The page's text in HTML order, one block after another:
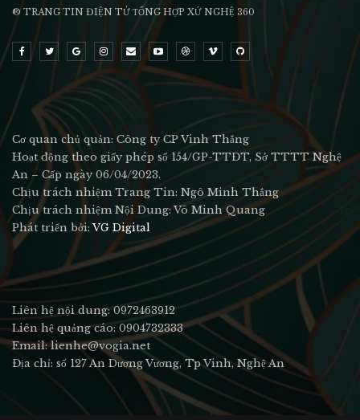
® TRANG TIN ĐIỆN TỬ ТỔNG HỢP XỨ NGHỆ 360
Cơ quan chủ quản: Công ty CP Vinh Thắng
Hoạt động theo giấy phép số 154/GP-TTĐT, Sở TTTT Nghệ
An – Cấp ngày 06/04/2023.
Chịu trách nhiệm Trang Tin: Ngô Minh Thắng
Chịu trách nhiệm Nội Dung: Võ Minh Quang
Phát triển bởi:VG Digital
Liên hệ nội dung: 0972463912
Liên hệ quảng cáo: 0904732333
Email: lienhe@vogia.net
Địa chỉ: số 127 An Dương Vương, Tp Vinh, Nghệ An